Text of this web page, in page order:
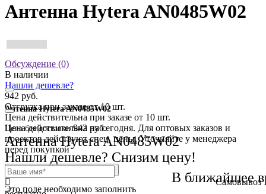
Антенна Hytera AN0485W02
Обсуждение (0)
Антенна Hytera AN0485W02
Цена без доставки 942 руб.
Антенна Hytera AN0485W02
Нашли дешевле? Снизим цену!
Это поле необходимо заполнить
В наличии
Нашли дешевле?
В ближайшее
942 руб.
Отгрузка при заказе от 10 шт.
Цена действительна при заказе от 10 шт.
Цена действительна на сегодня. Для оптовых заказов и
проектов действуют спец. цены. Уточняйте у менеджера
перед покупкой
В корзину
Самовывоз